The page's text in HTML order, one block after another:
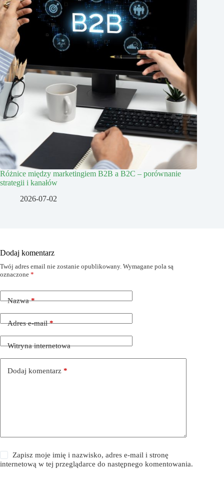
Różnice między marketingiem B2B a B2C – porównanie
strategii i kanałów
2026-07-02
Dodaj komentarz
Twój adres email nie zostanie opublikowany. Wymagane pola są
oznaczone *
Nazwa*
Adres e-mail*
Witryna internetowa
Dodaj komentarz *
Zapisz moje imię i nazwisko, adres e-mail i stronę
internetową w tej przeglądarce do następnego komentowania.